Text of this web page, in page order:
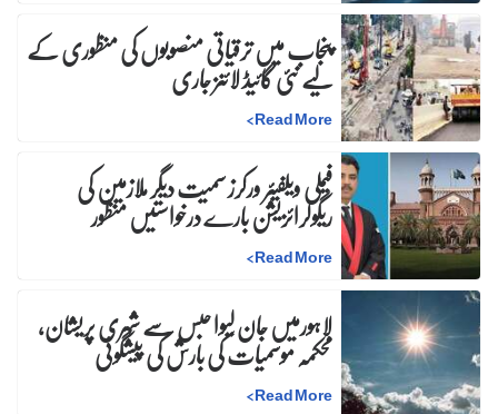
پنجاب میں ترقیاتی منصوبوں کی منظوری کے
لیے نئی گائیڈ لائنز جاری
Read More
>
فیملی ویلفیئر ورکرز سمیت دیگر ملازمین کی
ریگولرائزیشن بارے درخواستیں منظور
Read More
>
لاہورمیں جان لیوا حبس سے شہری پریشان،
محکمہ موسمیات کی بارش کی پیشگوئی
Read More
>